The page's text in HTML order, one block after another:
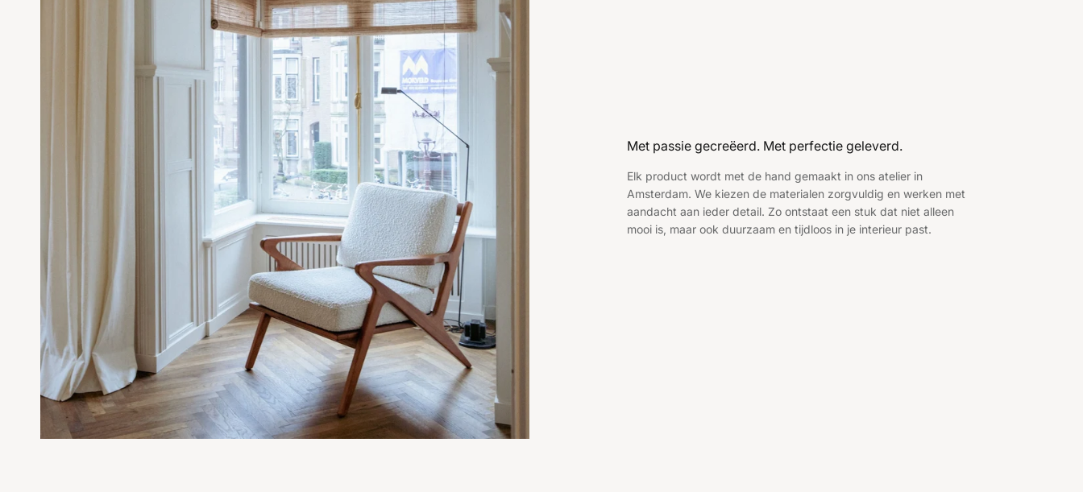
Met passie gecreëerd. Met perfectie geleverd.
Elk product wordt met de hand gemaakt in ons atelier in
Amsterdam. We kiezen de materialen zorgvuldig en werken met
aandacht aan ieder detail. Zo ontstaat een stuk dat niet alleen
mooi is, maar ook duurzaam en tijdloos in je interieur past.